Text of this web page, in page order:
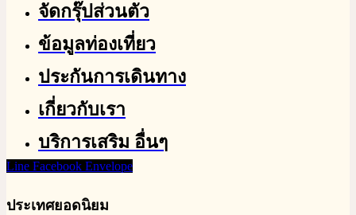
จัดกรุ๊ปส่วนตัว
ข้อมูลท่องเที่ยว
ประกันการเดินทาง
เกี่ยวกับเรา
บริการเสริม อื่นๆ
Line Facebook Envelope
ประเทศยอดนิยม